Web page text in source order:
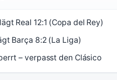
Real 12:1 (Copa del Rey)
Barça 8:2 (La Liga)
– verpasst den Clásico